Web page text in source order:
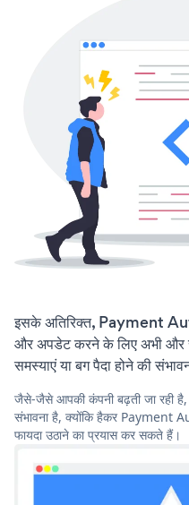
इसके अतिरिक्त, Payment
और अपडेट करने के लिए अभी
समस्याएं या बग पैदा होने की
जैसे-जैसे आपकी कंपनी बढ़ती जा रही
संभावना है, क्योंकि हैकर Payment
फायदा उठाने का प्रयास कर सकते हैं।